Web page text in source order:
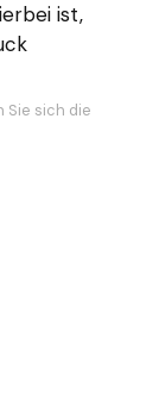
ist,
Sie sich die